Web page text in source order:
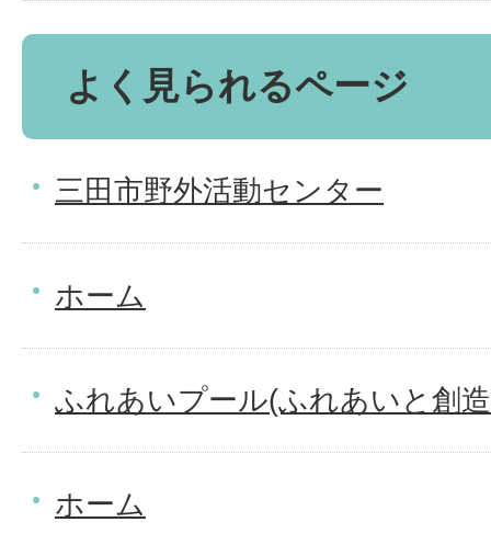
よく見られるページ
三田市野外活動センター
ホーム
ふれあいプール(ふれあいと創
ホーム